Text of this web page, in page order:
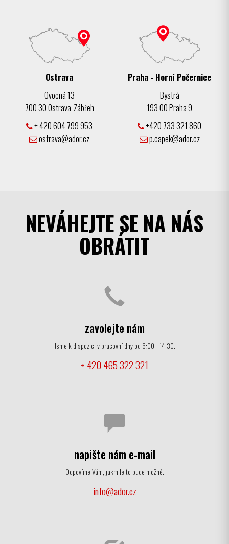
Ostrava
Ovocná 13
700 30 Ostrava-Zábřeh
+ 420 604 799 953
ostrava@ador.cz
Praha - Horní Počernice
Bystrá
193 00 Praha 9
+420 733 321 860
p.capek@ador.cz
NEVÁHEJTE SE NA NÁS
OBRÁTIT
zavolejte nám
Jsme k dispozici v pracovní dny od 6:00 - 14:30.
+ 420 465 322 321
napište nám e-mail
Odpovíme Vám, jakmile to bude možné.
info@ador.cz